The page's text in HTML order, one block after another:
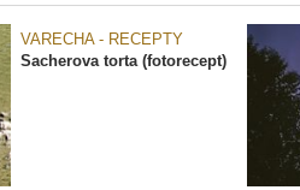
VARECHA - RECEPTY
Sacherova torta (fotorecept)